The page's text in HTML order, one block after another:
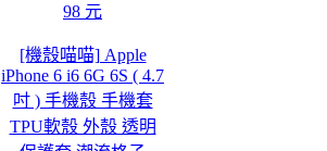
98 元
[機殼喵喵] Apple
iPhone 6 i6 6G 6S ( 4.7
吋 ) 手機殼 手機套
TPU軟殼 外殼 透明